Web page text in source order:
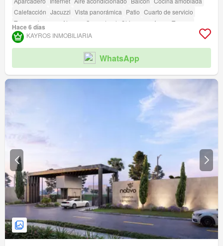
Calefacción Jacuzzi Vista panorámica Patio Cuarto de servicio
Tanque de agua
Alarma Gas natural Chimenea Agua
Terraza
Seguridad privada Gimnasio
Sauna
Jardín
Acceso para personas con discapacidad
Cancha de tenis
Hace 6 días
KAYROS INMOBILIARIA
WhatsApp